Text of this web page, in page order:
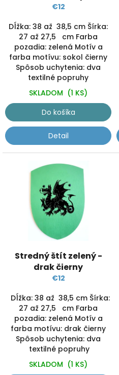
€12
Dĺžka: 38 až 38,5 cm Šírka:
27 až 27,5 cm Farba
pozadia: zelená Motív a
farba motívu: sokol čierny
Spôsob uchytenia: dva
textilné popruhy
SKLADOM (1 KS)
Do košíka
Detail
Stredný štít zelený -
drak čierny
€12
Dĺžka: 38 až 38,5 cm Šírka:
27 až 27,5 cm Farba
pozadia: zelená Motív a
farba motívu: drak čierny
Spôsob uchytenia: dva
textilné popruhy
SKLADOM (1 KS)